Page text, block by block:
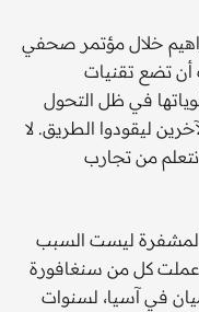
خلال مؤتمر صحفي
أن تضع تقنيات
في ظل التحول
ليقودوا الطريق. لا
نتعلم من تجارب
المشفرة ليست السبب
عملت كل من سنغافورة
في آسيا، لسنوات